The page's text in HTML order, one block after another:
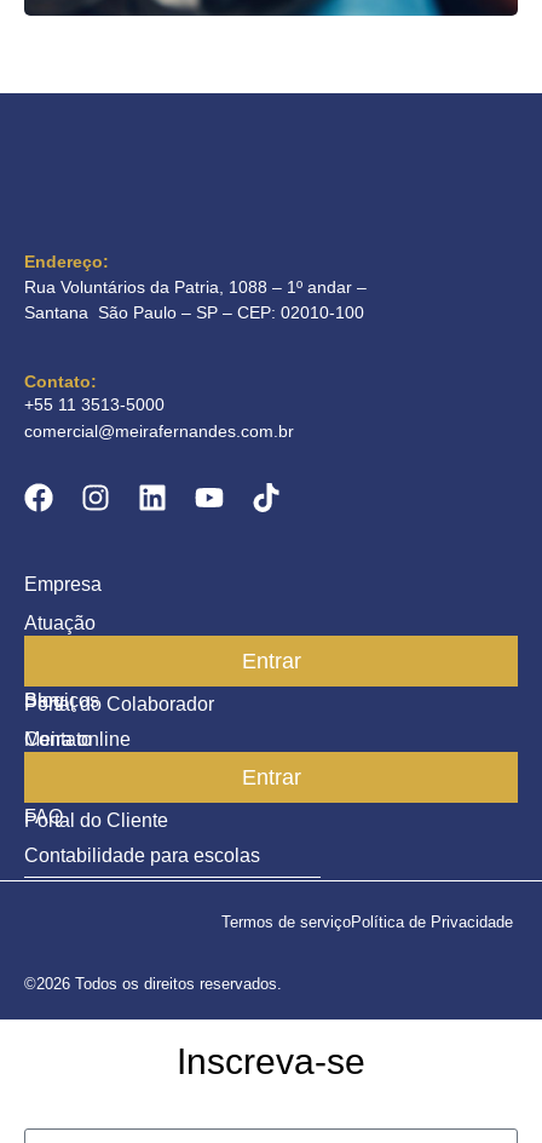
Endereço:
Rua Voluntários da Patria, 1088 – 1º andar –
Santana São Paulo – SP – CEP: 02010-100
Contato:
+55 11 3513-5000
comercial@meirafernandes.com.br
Empresa
Atuação
Blog
Contato
Portal do Colaborador
Entrar
Serviços
Meira online
FAQ
Contabilidade para escolas
Portal do Cliente
Entrar
©2026 Todos os direitos reservados.
Termos de serviçoPolítica de Privacidade
Inscreva-se